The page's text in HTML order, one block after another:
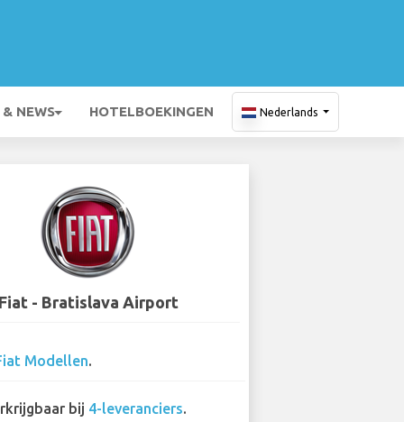
NEWS HOTELBOEKINGEN Nederlands
Fiat - Bratislava Airport
Modellen.
bij 4-leveranciers.